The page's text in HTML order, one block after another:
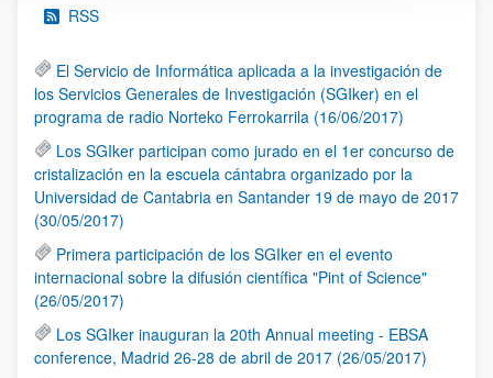
RSS
El Servicio de Informática aplicada a la investigación de
los Servicios Generales de Investigación (SGIker) en el
programa de radio Norteko Ferrokarrila (16/06/2017)
Los SGIker participan como jurado en el 1er concurso de
cristalización en la escuela cántabra organizado por la
Universidad de Cantabria en Santander 19 de mayo de 2017
(30/05/2017)
Primera participación de los SGIker en el evento
internacional sobre la difusión científica "Pint of Science"
(26/05/2017)
Los SGIker inauguran la 20th Annual meeting - EBSA
conference, Madrid 26-28 de abril de 2017 (26/05/2017)